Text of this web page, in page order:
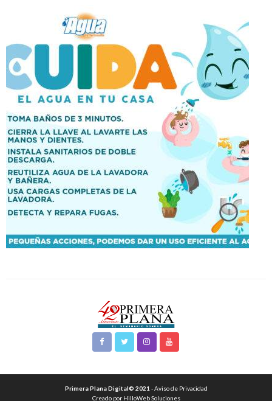
Primera Plana Digital© 2021 - Aviso de Privacidad
Creado por HilloWeb Soluciones